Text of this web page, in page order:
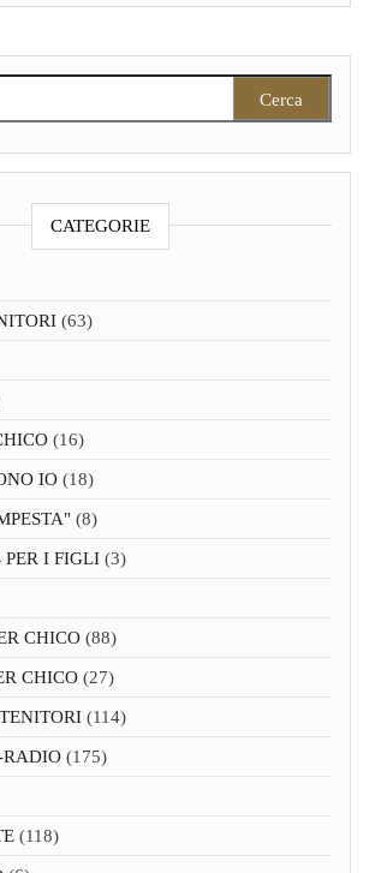
CATEGORIE
(63)
(16)
IO (18)
(8)
PER I FIGLI (3)
CHICO (88)
CHICO (27)
(114)
RADIO (175)
(118)